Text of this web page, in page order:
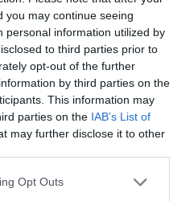
you may continue seeing
personal information utilized by
to third parties prior to
opt-out of the further
by third parties on the
This information may
parties on the IAB’s List of
may further disclose it to other
Opt Outs
heures précédant sa
RÉPONDRE